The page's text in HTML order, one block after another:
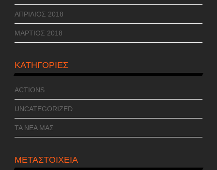
ΑΠΡΊΛΙΟΣ 2018
ΜΆΡΤΙΟΣ 2018
KΑΤΗΓΟΡΊΕΣ
ACTIONS
UNCATEGORIZED
ΤΑ ΝΕΑ ΜΑΣ
ΜΕΤΑΣΤΟΙΧΕΊΑ